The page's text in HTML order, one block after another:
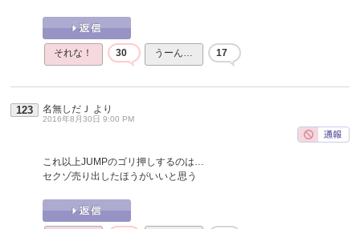
それな！ 30 うーん… 17
123 名無しだＪ より
2016年8月30日 9:00 PM
これ以上JUMPのゴリ押しするのは…
セクゾ売り出したほうがいいと思う